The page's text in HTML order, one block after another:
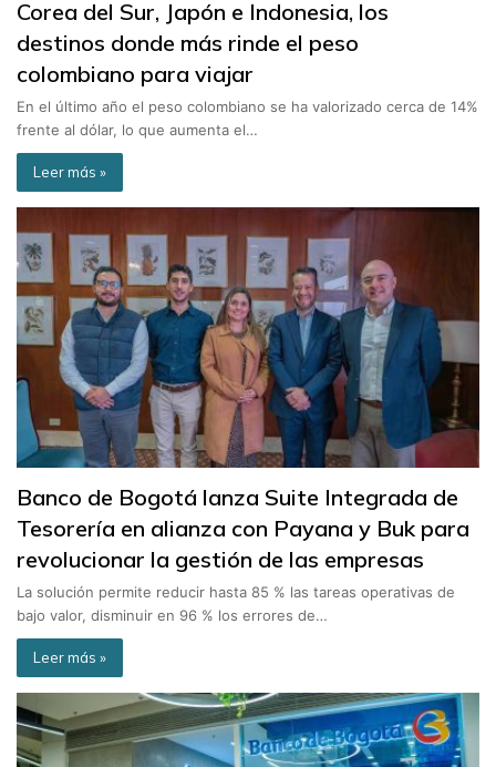
Corea del Sur, Japón e Indonesia, los
destinos donde más rinde el peso
colombiano para viajar
En el último año el peso colombiano se ha valorizado cerca de 14%
frente al dólar, lo que aumenta el…
Leer más »
Banco de Bogotá lanza Suite Integrada de
Tesorería en alianza con Payana y Buk para
revolucionar la gestión de las empresas
La solución permite reducir hasta 85 % las tareas operativas de
bajo valor, disminuir en 96 % los errores de…
Leer más »